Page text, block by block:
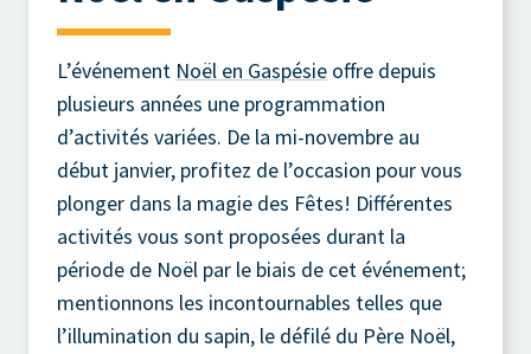
L’événement Noël en Gaspésie offre depuis
plusieurs années une programmation
d’activités variées. De la mi-novembre au
début janvier, profitez de l’occasion pour vous
plonger dans la magie des Fêtes! Différentes
activités vous sont proposées durant la
période de Noël par le biais de cet événement;
mentionnons les incontournables telles que
l’illumination du sapin, le défilé du Père Noël,